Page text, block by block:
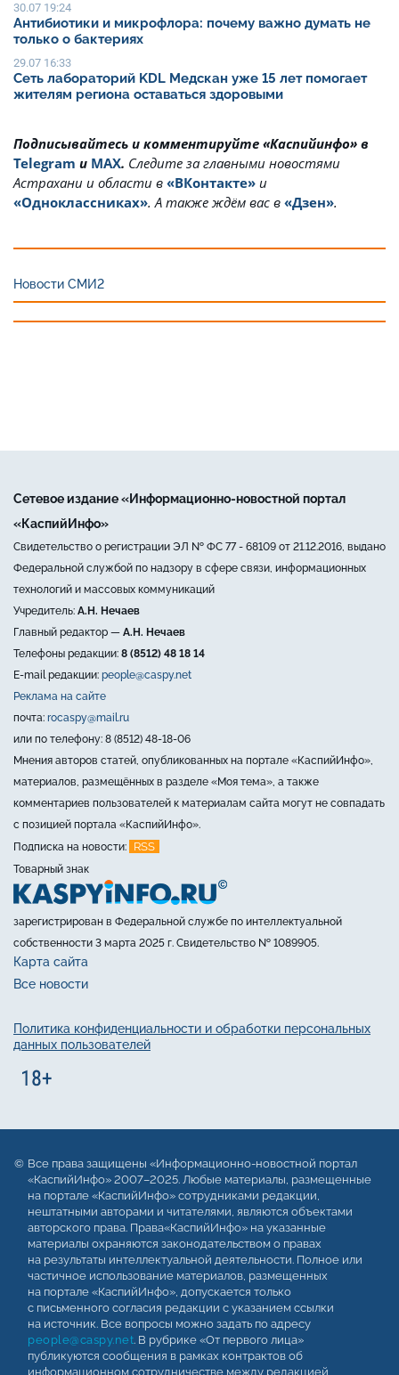
30.07 19:24
Антибиотики и микрофлора: почему важно думать не
только о бактериях
29.07 16:33
Сеть лабораторий KDL Медскан уже 15 лет помогает
жителям региона оставаться здоровыми
Подписывайтесь и комментируйте «Каспийинфо» в
Telegram и MAX. Cледите за главными новостями
Астрахани и области в «ВКонтакте» и
«Одноклассниках». А также ждём вас в «Дзен».
Новости СМИ2
Сетевое издание «Информационно-новостной портал
«КаспийИнфо»
Свидетельство о регистрации ЭЛ № ФС 77 - 68109 от 21.12.2016, выдано
Федеральной службой по надзору в сфере связи, информационных
технологий и массовых коммуникаций
Учредитель: А.Н. Нечаев
Главный редактор — А.Н. Нечаев
Телефоны редакции: 8 (8512) 48 18 14
E-mail редакции: people@caspy.net
Реклама на сайте
почта: rocaspy@mail.ru
или по телефону: 8 (8512) 48-18-06
Мнения авторов статей, опубликованных на портале «КаспийИнфо»,
материалов, размещённых в разделе «Моя тема», а также
комментариев пользователей к материалам сайта могут не совпадать
с позицией портала «КаспийИнфо».
Подписка на новости:
RSS
Товарный знак
зарегистрирован в Федеральной службе по интеллектуальной
собственности 3 марта 2025 г. Свидетельство № 1089905.
Карта сайта
Все новости
Политика конфиденциальности и обработки персональных
данных пользователей
Все права защищены «Информационно-новостной портал
«КаспийИнфо» 2007–2025. Любые материалы, размещенные
на портале «КаспийИнфо» сотрудниками редакции,
нештатными авторами и читателями, являются объектами
авторского права. Права«КаспийИнфо» на указанные
материалы охраняются законодательством о правах
на результаты интеллектуальной деятельности. Полное или
частичное использование материалов, размещенных
на портале «КаспийИнфо», допускается только
с письменного согласия редакции с указанием ссылки
на источник. Все вопросы можно задать по адресу
people@caspy.net. В рубрике «От первого лица»
публикуются сообщения в рамках контрактов об
информационном сотрудничестве между редакцией